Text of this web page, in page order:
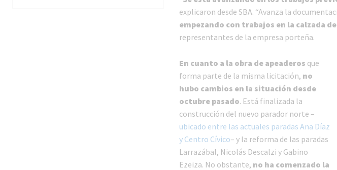
explicaron desde SBA. “Avanza la
empezando con trabajos en la calzada
representantes de la empresa porteña.
En cuanto a la obra de apeaderos que
forma parte de la misma licitación, no
hubo cambios en la situación desde
octubre pasado. Está finalizada la
construcción del nuevo parador norte –
ubicado entre las actuales paradas Ana Díaz
y Centro Cívico– y la reforma de las paradas
Larrazábal, Nicolás Descalzi y Gabino
Ezeiza. No obstante, no ha comenzado la